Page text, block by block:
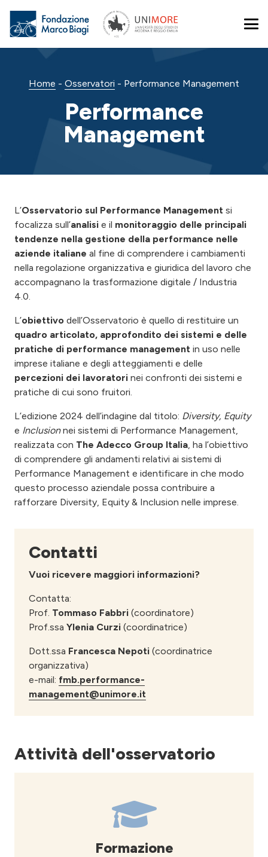
Home - Osservatori - Performance Management
Performance
Management
L’Osservatorio sul Performance Management si
focalizza sull’analisi e il monitoraggio delle principali
tendenze nella gestione della performance nelle
aziende italiane al fine di comprendere i cambiamenti
nella regolazione organizzativa e giuridica del lavoro che
accompagnano la trasformazione digitale / Industria
4.0.
L’obiettivo dell’Osservatorio è quello di restituire un
quadro articolato, approfondito dei sistemi e delle
pratiche di performance management in uso nelle
imprese italiane e degli atteggiamenti e delle
percezioni dei lavoratori nei confronti dei sistemi e
pratiche di cui sono fruitori.
L’edizione 2024 dell’indagine dal titolo: Diversity, Equity
e Inclusionnei sistemi di Performance Management,
realizzata con The Adecco Group Italia, ha l’obiettivo
di comprendere gli andamenti relativi ai sistemi di
Performance Management e identificare in che modo
questo processo aziendale possa contribuire a
rafforzare Diversity, Equity & Inclusion nelle imprese.
Contatti
Vuoi ricevere maggiori informazioni?
Contatta:
Prof. Tommaso Fabbri (coordinatore)
Prof.ssa Ylenia Curzi (coordinatrice)
Dott.ssa Francesca Nepoti (coordinatrice
organizzativa)
e-mail: fmb.performance-
management@unimore.it
Attività dell'osservatorio
Formazione